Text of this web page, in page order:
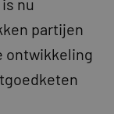
nu
partijen
ontwikkeling